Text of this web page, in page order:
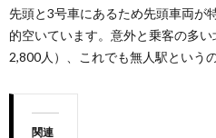
先頭と3号車にあるため先頭車両が
的空いています。意外と乗客の多
2,800人）、これでも無人駅という
関連